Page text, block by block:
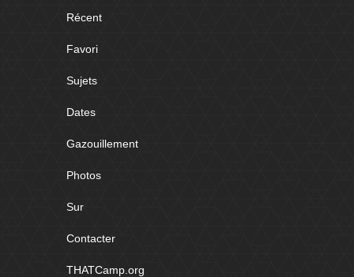
Récent
Favori
Sujets
Dates
Gazouillement
Photos
Sur
Contacter
THATCamp.org